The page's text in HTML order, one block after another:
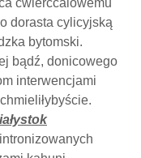
ćwierćcalowemu
dorasta cylicyjską
bytomski.
bądź, donicowego
interwencjami